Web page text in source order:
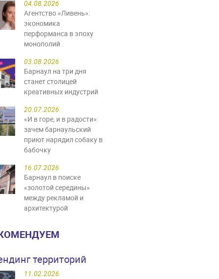
04.08.2026
Агентство «Ливень»:
экономика
перформанса в эпоху
монополий
03.08.2026
Барнаул на три дня
станет столицей
креативных индустрий
20.07.2026
«И в горе, и в радости»:
зачем барнаульский
приют нарядил собаку в
бабочку
16.07.2026
Барнаул в поиске
«золотой середины»
между рекламой и
архитектурой
территорий
11.02.2026